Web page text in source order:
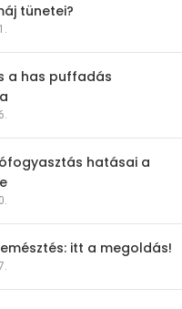
tünetei?
a has puffadás
hatásai a
itt a megoldás!